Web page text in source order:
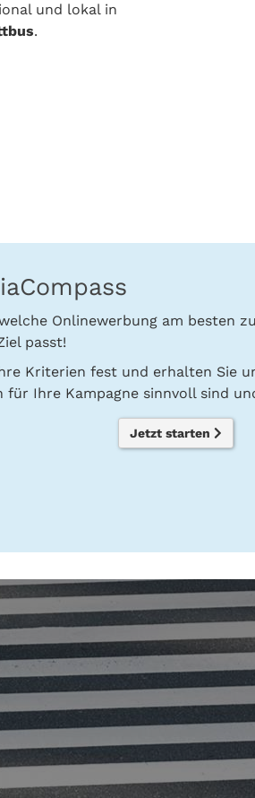
und lokal in
.
Onlinewerbung am besten
passt!
Kriterien fest und erhalten Sie
für Ihre Kampagne sinnvoll sind
Jetzt starten